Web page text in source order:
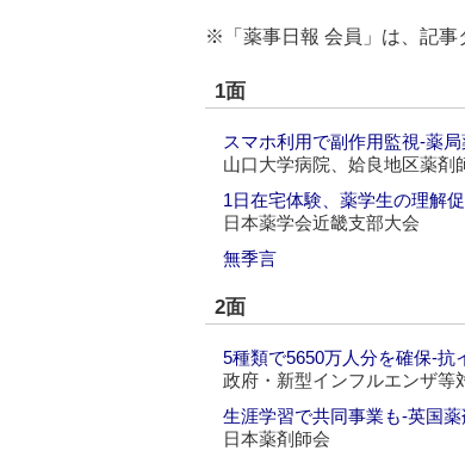
※「薬事日報 会員」は、記事
1面
スマホ利用で副作用監視‐薬
山口大学病院、姶良地区薬剤
1日在宅体験、薬学生の理解
日本薬学会近畿支部大会
無季言
2面
5種類で5650万人分を確保‐
政府・新型インフルエンザ等
生涯学習で共同事業も‐英国
日本薬剤師会